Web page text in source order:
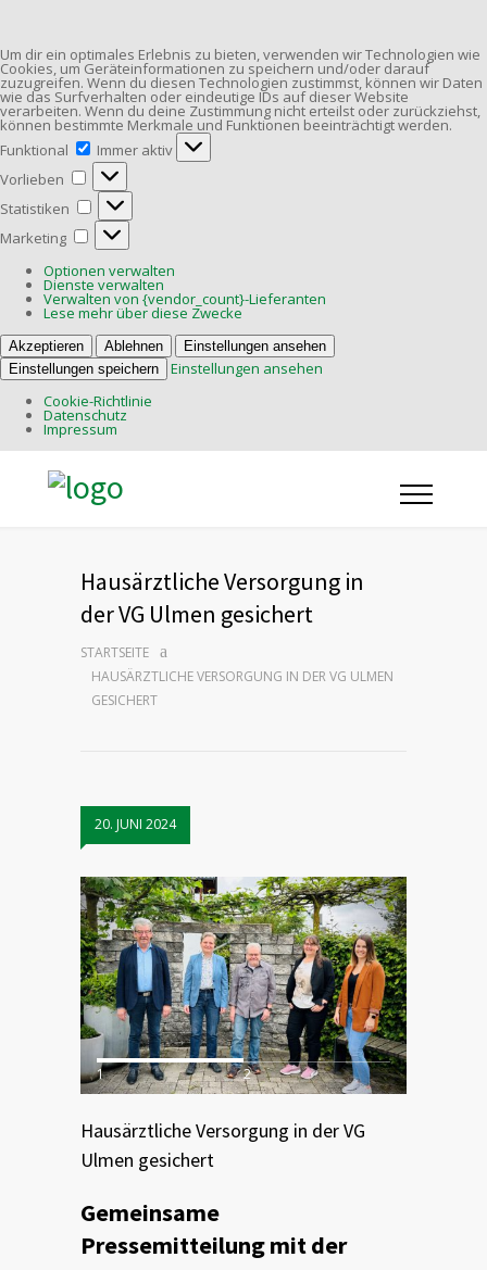
Um dir ein optimales Erlebnis zu bieten, verwenden wir Technologien wie
Cookies, um Geräteinformationen zu speichern und/oder darauf
zuzugreifen. Wenn du diesen Technologien zustimmst, können wir Daten
wie das Surfverhalten oder eindeutige IDs auf dieser Website
verarbeiten. Wenn du deine Zustimmung nicht erteilst oder zurückziehst,
können bestimmte Merkmale und Funktionen beeinträchtigt werden.
Funktional
Immer aktiv
Vorlieben
Vorlieben
Statistiken
Statistiken
Marketing
Marketing
Optionen verwalten
Dienste verwalten
Verwalten von {vendor_count}-Lieferanten
Lese mehr über diese Zwecke
Akzeptieren Ablehnen
Einstellungen ansehen
Einstellungen speichern
Einstellungen ansehen
Cookie-Richtlinie
Datenschutz
Impressum
Hausärztliche Versorgung in
der VG Ulmen gesichert
STARTSEITE
HAUSÄRZTLICHE VERSORGUNG IN DER VG ULMEN
GESICHERT
20. JUNI 2024
1 2
Hausärztliche Versorgung in der VG
Ulmen gesichert
Gemeinsame
Pressemitteilung mit der